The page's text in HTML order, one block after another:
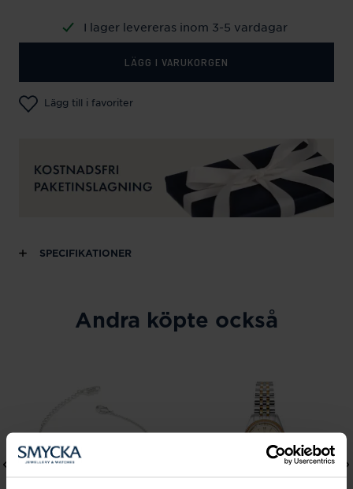
I lager levereras inom 3-5 vardagar
LÄGG I VARUKORGEN
Lägg till i favoriter
SPECIFIKATIONER
Andra köpte också